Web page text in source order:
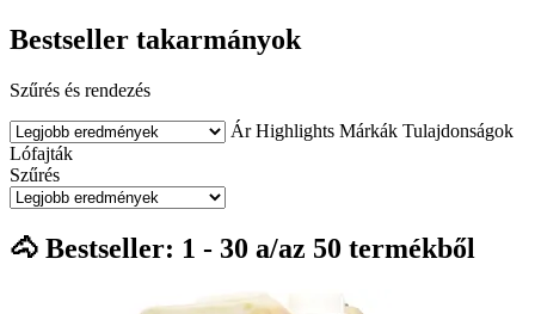
Bestseller takarmányok
Szűrés és rendezés
Ár Highlights Márkák Tulajdonságok
Lófajták
Szűrés
🐴 Bestseller: 1 - 30 a/az 50 termékből